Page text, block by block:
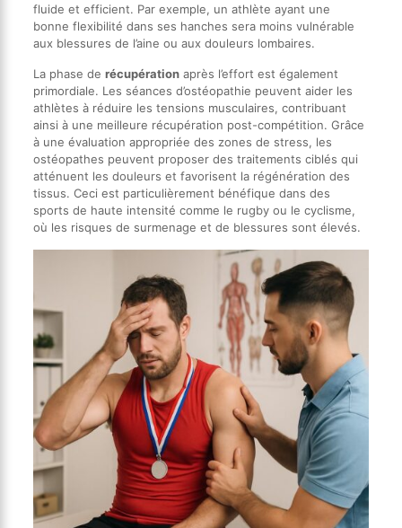
fluide et efficient. Par exemple, un athlète ayant une
bonne flexibilité dans ses hanches sera moins vulnérable
aux blessures de l’aine ou aux douleurs lombaires.
La phase de récupérationaprès l’effort est également
primordiale. Les séances d’ostéopathie peuvent aider les
athlètes à réduire les tensions musculaires, contribuant
ainsi à une meilleure récupération post-compétition. Grâce
à une évaluation appropriée des zones de stress, les
ostéopathes peuvent proposer des traitements ciblés qui
atténuent les douleurs et favorisent la régénération des
tissus. Ceci est particulièrement bénéfique dans des
sports de haute intensité comme le rugby ou le cyclisme,
où les risques de surmenage et de blessures sont élevés.